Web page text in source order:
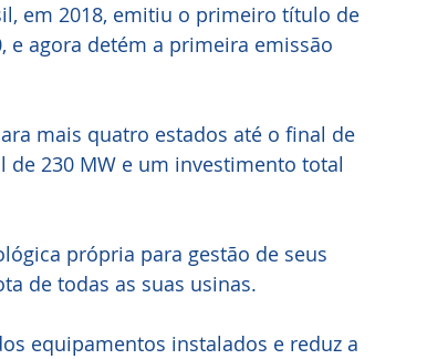
em 2018, emitiu o primeiro título de
e agora detém a primeira emissão
mais quatro estados até o final de
de 230 MW e um investimento total
própria para gestão de seus
de todas as suas usinas.
equipamentos instalados e reduz a